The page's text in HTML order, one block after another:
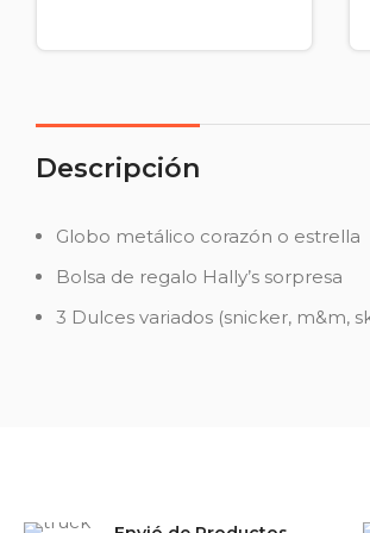
Descripción
Globo metálico corazón o estrella
Bolsa de regalo Hally’s sorpresa
3 Dulces variados (snicker, m&m,